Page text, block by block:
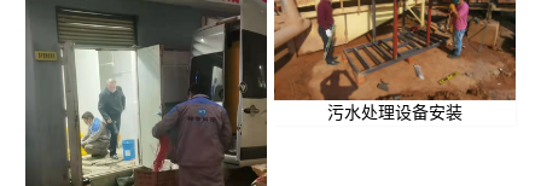
污水处理设备安装